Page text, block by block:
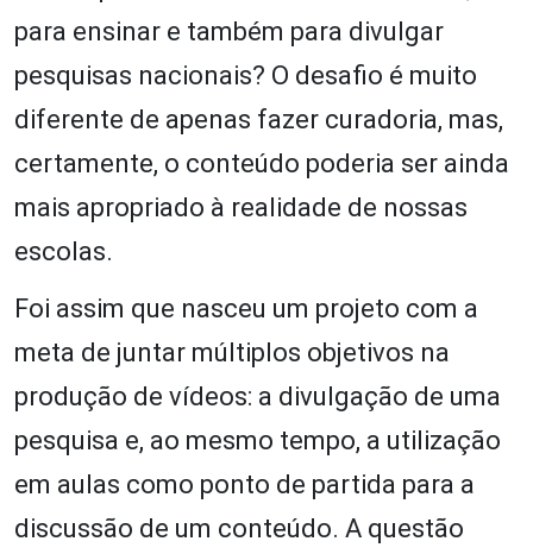
para ensinar e também para divulgar
pesquisas nacionais? O desafio é muito
diferente de apenas fazer curadoria, mas,
certamente, o conteúdo poderia ser ainda
mais apropriado à realidade de nossas
escolas.
Foi assim que nasceu um projeto com a
meta de juntar múltiplos objetivos na
produção de vídeos: a divulgação de uma
pesquisa e, ao mesmo tempo, a utilização
em aulas como ponto de partida para a
discussão de um conteúdo. A questão